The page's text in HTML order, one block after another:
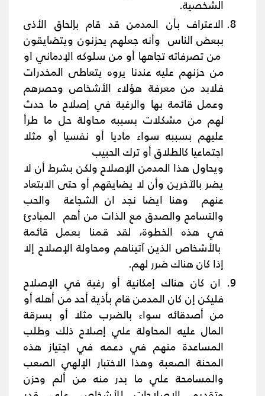
الشخصية.
الاعتراف بأن المدمن قد قام بإلحاق الأذى
ببعض الناس وأنه جعلهم يحزنون ويتضايقون
من تصرفاته تجاهها أو من سلوكه الإدماني او
من حزنهم عليه عندنا يروه يتعاطى المخدرات
فلابد من معرفة هؤلاء الأشخاص وحصرهم
وعمل قائمة بها والرغبة في إصلاح ما حدث
لهم من مشكلات بسببه محاولة حل ما طرأ
عليهم بسببه سواء ماديا أو نفسيا أو مثلا
اجتماعيا كالطلاق أو ترك الحبيب
ويحاول هذا المدمن الإصلاح ولكن بشرط أن لا
يضر بالآخرين وأن لا يضايقهم أو حتى الابتعاد
عنهم وهنا ايضا نجد ان الشجاعة والحب
والتسامح والصدق مع الذات من أهم المبادئ
في هذه الخطوة، لقد قمنا بعمل قائمة
بالأشخاص الذين آتيناهم ومحاولة الإصلاح إلا
إذا كان هناك ضرر لهم.
ان كان هناك إمكانية أو رغبة في الإصلاح
فليكن إن كان المدمن قام بأذية أحد من أهله أو
من أصدقائه سواء بالضرب مثلا أو بسرقة
المال عليه المحاولة علي إصلاح ذلك وطلب
المساعدة منهم في دعمه في اجتياز هذه
المحنة الصعبة وهذا الاختبار الإلهي الصعب
والمسامحة علي ما بدر منه من ألم وحزن